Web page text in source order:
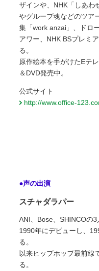
ザインや、NHK「しあわ
やグループ魂などのツア
集「work anzai」、ドロ
アワー、NHK BSプレミ
る。
原作絵本を手がけたEテ
＆DVD発売中。
公式サイト
http://www.office-
●声の出演
スチャダラパー
ANI、Bose、SHINCOの3
1990年にデビューし、
る。
以来ヒップホップ最前線
る。